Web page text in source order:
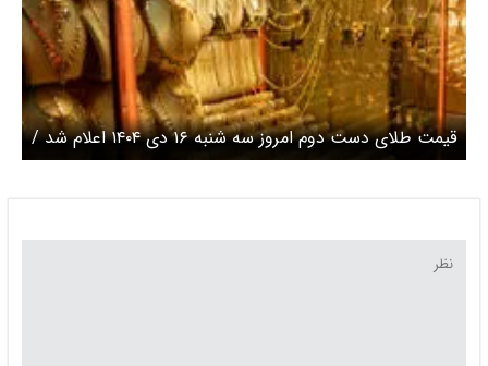
قیمت طلای دست دوم امروز سه شنبه ۱۶ دی ۱۴۰۴ اعلام شد /
افزایش میلیونی قیمت طلا